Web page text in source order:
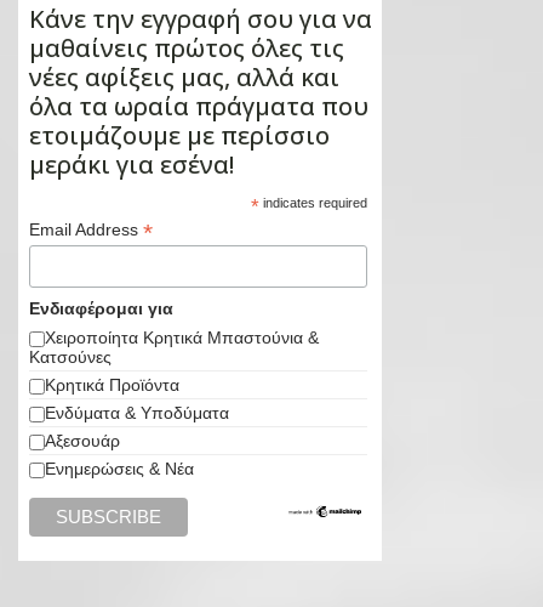
Κάνε την εγγραφή σου για να
μαθαίνεις πρώτος όλες τις
νέες αφίξεις μας, αλλά και
όλα τα ωραία πράγματα που
ετοιμάζουμε με περίσσιο
μεράκι για εσένα!
* indicates required
Email Address *
Ενδιαφέρομαι για
Χειροποίητα Κρητικά Μπαστούνια &
Κατσούνες
Κρητικά Προϊόντα
Ενδύματα & Υποδύματα
Αξεσουάρ
Ενημερώσεις & Νέα